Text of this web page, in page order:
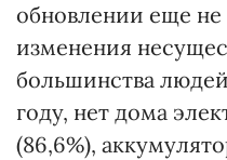
обновлении еще
изменения
большинства
году, нет дома
(86,6%),